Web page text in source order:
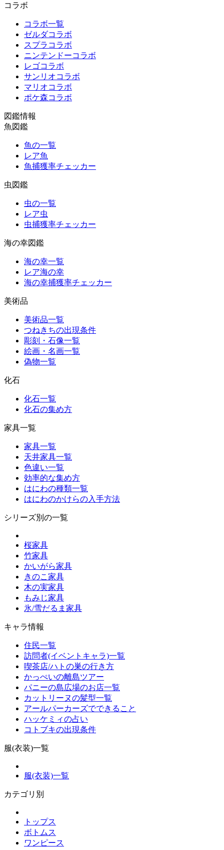
コラボ
コラボ一覧
ゼルダコラボ
スプラコラボ
ニンテンドーコラボ
レゴコラボ
サンリオコラボ
マリオコラボ
ポケ森コラボ
図鑑情報
魚図鑑
魚の一覧
レア魚
魚捕獲率チェッカー
虫図鑑
虫の一覧
レア虫
虫捕獲率チェッカー
海の幸図鑑
海の幸一覧
レア海の幸
海の幸捕獲率チェッカー
美術品
美術品一覧
つねきちの出現条件
彫刻・石像一覧
絵画・名画一覧
偽物一覧
化石
化石一覧
化石の集め方
家具一覧
家具一覧
天井家具一覧
色違い一覧
効率的な集め方
はにわの種類一覧
はにわのかけらの入手方法
シリーズ別の一覧
桜家具
竹家具
かいがら家具
きのこ家具
木の実家具
もみじ家具
氷/雪だるま家具
キャラ情報
住民一覧
訪問者(イベントキャラ)一覧
喫茶店/ハトの巣の行き方
かっぺいの離島ツアー
パニーの島広場のお店一覧
カットリーヌの髪型一覧
アールパーカーズでできること
ハッケミィの占い
コトブキの出現条件
服(衣装)一覧
服(衣装)一覧
カテゴリ別
トップス
ボトムス
ワンピース